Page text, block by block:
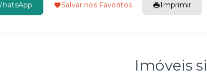
Salvar nos Favoritos Imprimir
Imóveis